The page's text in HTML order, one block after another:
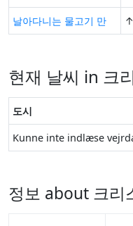
날아다니는 물고기 만 ↑
현재 날씨 in 크
도시
Kunne inte indlæse
정보 about 크리